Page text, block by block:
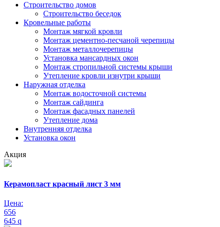
Строительство домов
Строительство беседок
Кровельные работы
Монтаж мягкой кровли
Монтаж цементно-песчаной черепицы
Монтаж металлочерепицы
Установка мансардных окон
Монтаж стропильной системы крыши
Утепление кровли изнутри крыши
Наружная отделка
Монтаж водосточной системы
Монтаж сайдинга
Монтаж фасадных панелей
Утепление дома
Внутренняя отделка
Установка окон
Акция
Керамопласт красный лист 3 мм
Цена:
656
645 q